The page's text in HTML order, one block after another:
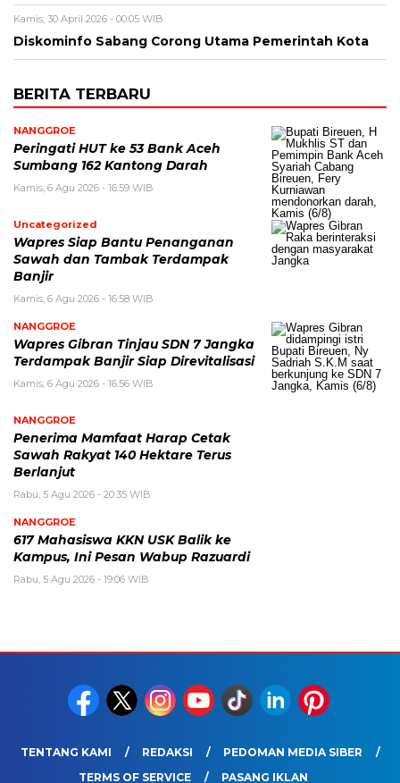
Kamis, 30 April 2026 - 00:05 WIB
Diskominfo Sabang Corong Utama Pemerintah Kota
BERITA TERBARU
NANGGROE
Peringati HUT ke 53 Bank Aceh
Sumbang 162 Kantong Darah
Kamis, 6 Agu 2026 - 16:59 WIB
Uncategorized
Wapres Siap Bantu Penanganan
Sawah dan Tambak Terdampak
Banjir
Kamis, 6 Agu 2026 - 16:58 WIB
NANGGROE
Wapres Gibran Tinjau SDN 7 Jangka
Terdampak Banjir Siap Direvitalisasi
Kamis, 6 Agu 2026 - 16:56 WIB
NANGGROE
Penerima Mamfaat Harap Cetak
Sawah Rakyat 140 Hektare Terus
Berlanjut
Rabu, 5 Agu 2026 - 20:35 WIB
NANGGROE
617 Mahasiswa KKN USK Balik ke
Kampus, Ini Pesan Wabup Razuardi
Rabu, 5 Agu 2026 - 19:06 WIB
TENTANG KAMI REDAKSI
PEDOMAN MEDIA SIBER
TERMS OF SERVICE
PASANG IKLAN